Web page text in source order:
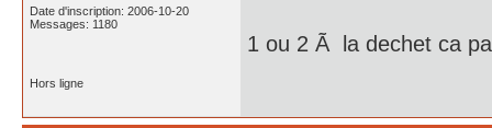
Date d'inscription: 2006-10-20
Messages: 1180
1 ou 2 Ã la dechet ca
Hors ligne